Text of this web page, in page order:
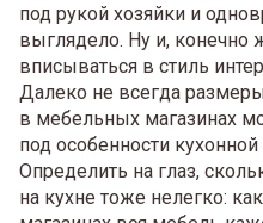
под рукой хозяйки и
выглядело. Ну и, конечно
вписываться в стиль
Далеко не всегда
в мебельных магазинах
под особенности
Определить на глаз,
на кухне тоже нелегко: